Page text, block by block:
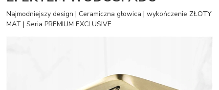
Najmodniejszy design | Ceramiczna głowica | wykończenie ZŁOTY
MAT | Seria PREMIUM EXCLUSIVE